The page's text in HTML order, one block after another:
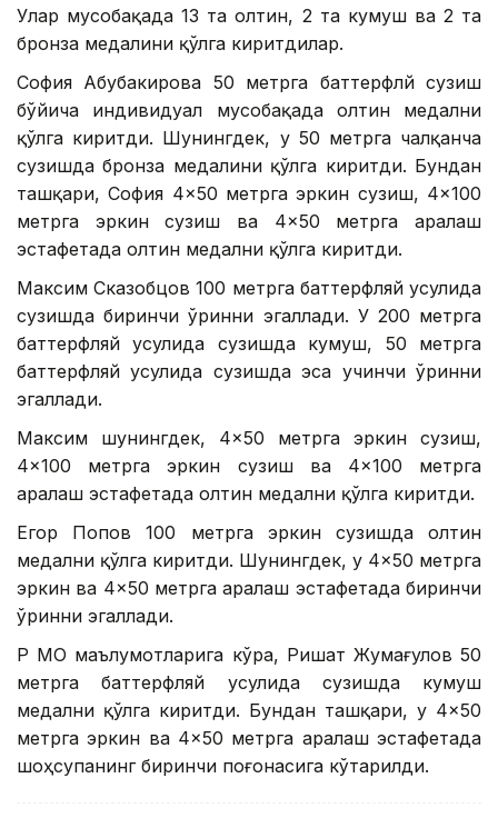
Улар мусобақада 13 та олтин, 2 та кумуш ва 2 та
бронза медалини қўлга киритдилар.
София Абубакирова 50 метрга баттерфлй сузиш
бўйича индивидуал мусобақада олтин медални
қўлга киритди. Шунингдек, у 50 метрга чалқанча
сузишда бронза медалини қўлга киритди. Бундан
ташқари, София 4×50 метрга эркин сузиш, 4×100
метрга эркин сузиш ва 4×50 метрга аралаш
эстафетада олтин медални қўлга киритди.
Максим Сказобцов 100 метрга баттерфляй усулида
сузишда биринчи ўринни эгаллади. У 200 метрга
баттерфляй усулида сузишда кумуш, 50 метрга
баттерфляй усулида сузишда эса учинчи ўринни
эгаллади.
Максим шунингдек, 4×50 метрга эркин сузиш,
4×100 метрга эркин сузиш ва 4×100 метрга
аралаш эстафетада олтин медални қўлга киритди.
Егор Попов 100 метрга эркин сузишда олтин
медални қўлга киритди. Шунингдек, у 4×50 метрга
эркин ва 4×50 метрга аралаш эстафетада биринчи
ўринни эгаллади.
ҚР МОҚ маълумотларига кўра, Ришат Жумағулов 50
метрга баттерфляй усулида сузишда кумуш
медални қўлга киритди. Бундан ташқари, у 4×50
метрга эркин ва 4×50 метрга аралаш эстафетада
шоҳсупанинг биринчи поғонасига кўтарилди.